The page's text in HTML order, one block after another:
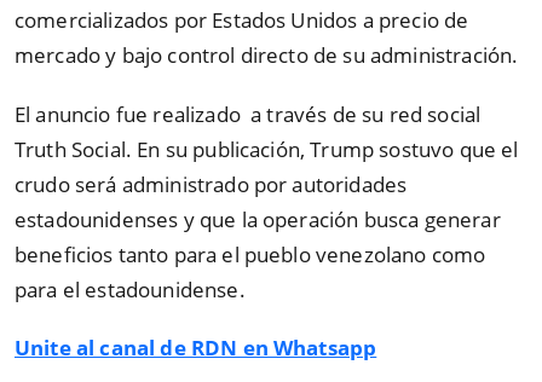
comercializados por Estados Unidos a precio de
mercado y bajo control directo de su administración.
El anuncio fue realizado a través de su red social
Truth Social. En su publicación, Trump sostuvo que el
crudo será administrado por autoridades
estadounidenses y que la operación busca generar
beneficios tanto para el pueblo venezolano como
para el estadounidense.
Unite al canal de RDN en Whatsapp